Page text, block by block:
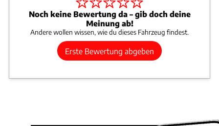
Noch keine Bewertung da – gib doch deine
Meinung ab!
Andere wollen wissen, wie du dieses Fahrzeug findest.
Erste Bewertung abgeben